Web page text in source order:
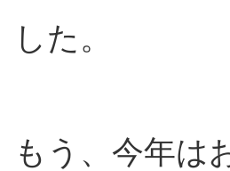
した。
もう、今年は